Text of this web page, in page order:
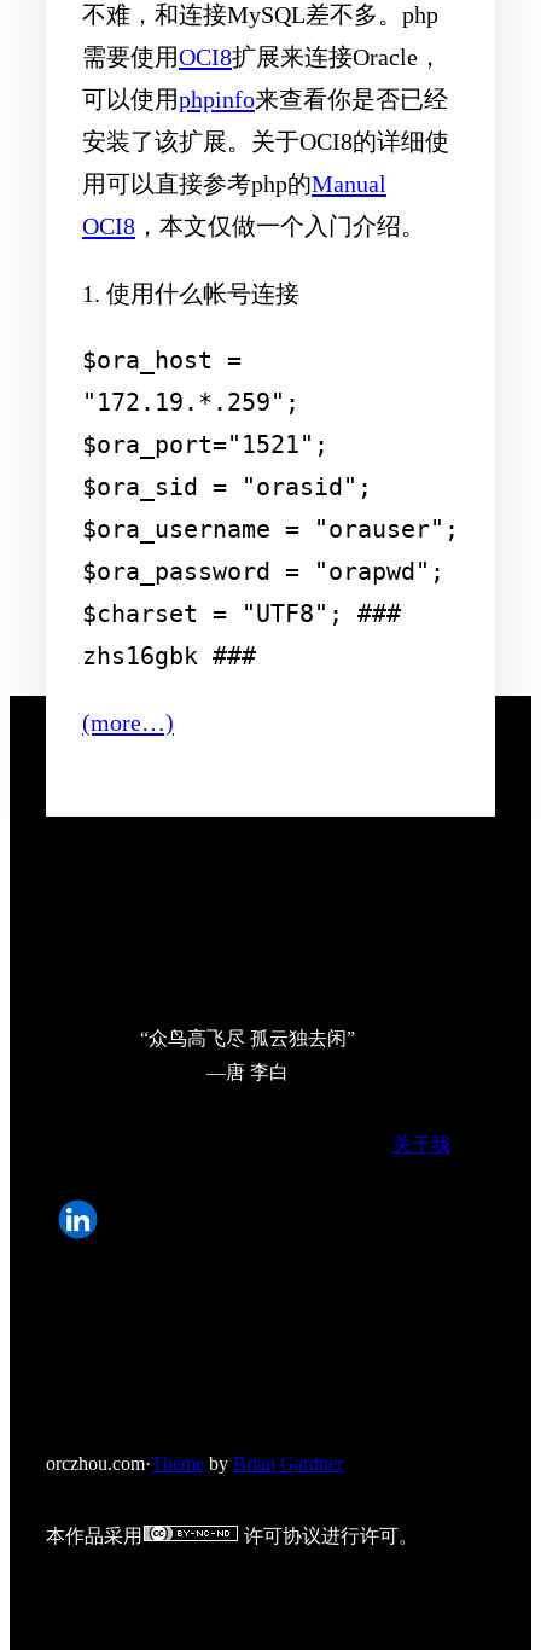
不难，和连接MySQL差不多。php
需要使用OCI8扩展来连接Oracle，
可以使用phpinfo来查看你是否已经
安装了该扩展。关于OCI8的详细使
用可以直接参考php的Manual
OCI8 ，本文仅做一个入门介绍。
1. 使用什么帐号连接
$ora_host =
"172.19.*.259";
$ora_port="1521";
$ora_sid = "orasid";
$ora_username = "orauser";
$ora_password = "orapwd";
$charset = "UTF8"; ###
(more…)
“众鸟高飞尽 孤云独去闲”
—唐 李白
关于我
orczhou.com·Theme by Brian Gardner
本作品采用 许可协议进行许可。